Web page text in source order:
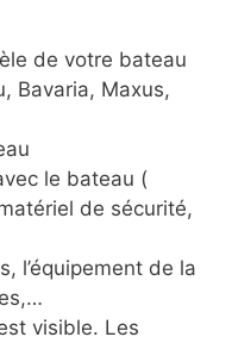
de votre bateau
Bavaria, Maxus,
le bateau (
de sécurité,
l’équipement de la
visible. Les